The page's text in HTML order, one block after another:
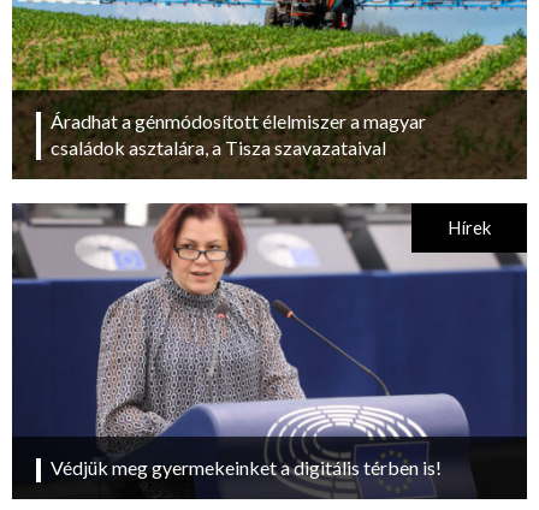
Áradhat a génmódosított élelmiszer a magyar
családok asztalára, a Tisza szavazataival
Védjük meg gyermekeinket a digitális térben is!
Hírek